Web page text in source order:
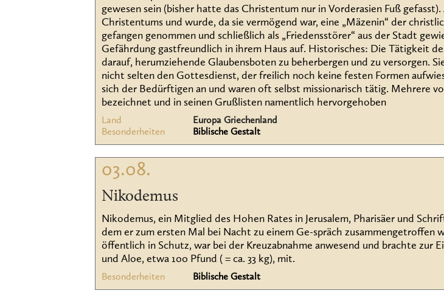
gewesen sein (bisher hatte das Christentum nur in Vorderasien Fuß
Christentums und wurde, da sie vermögend war, eine „Mäzenin“ der
gefangen genommen und schließlich als „Friedensstörer“ aus der Stadt
Gefährdung gastfreundlich in ihrem Haus auf. Historisches: Die Tätigkeit
darauf, herumziehende Glaubensboten zu beherbergen und zu versorgen.
nicht selten den Gottesdienst, der freilich noch keine festen Formen
sich der Bedürftigen an und waren oft selbst missionarisch tätig. Mehrere
bezeichnet und in seinen Grußlisten namentlich hervorgehoben
Land
Europa Griechenland
Besonderheiten
Biblische Gestalt
03.08.
Nikodemus
Nikodemus, ein Mitglied des Hohen Rates in Jerusalem, Pharisäer und
dem er zum ersten Mal bei Nacht zu einem Ge-spräch zusammengetroffen
öffentlich in Schutz, war bei der Kreuzabnahme anwesend und brachte zur
und Aloe, etwa 100 Pfund ( = ca. 33 kg), mit.
Besonderheiten Biblische Gestalt